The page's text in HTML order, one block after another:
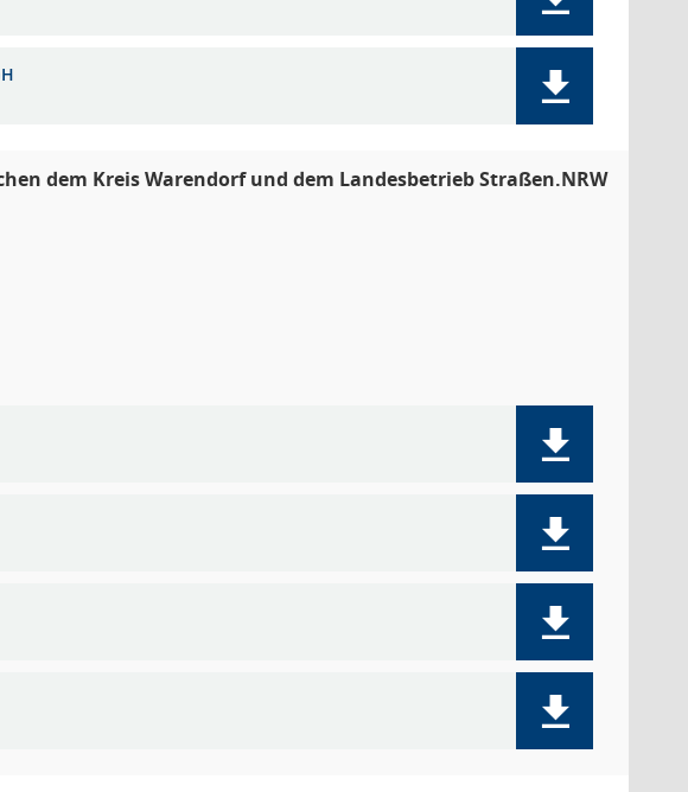
dem Kreis Warendorf und dem Landesbetrieb Straßen.NRW